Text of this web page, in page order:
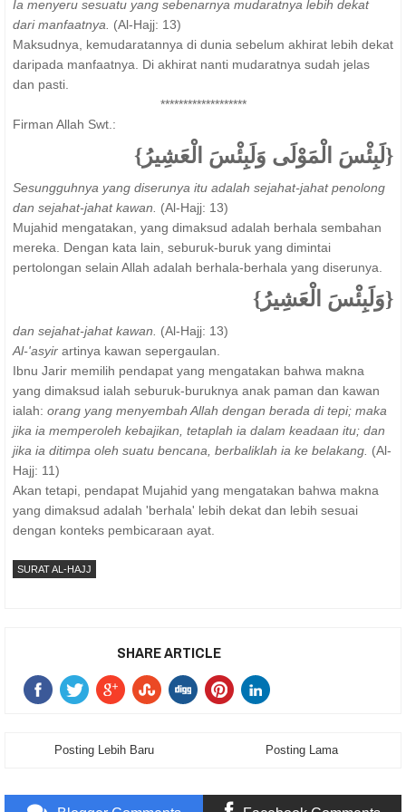
Ia menyeru sesuatu yang sebenarnya mudaratnya lebih dekat
dari manfaatnya. (Al-Hajj: 13)
Maksudnya, kemudaratannya di dunia sebelum akhirat lebih dekat
daripada manfaatnya. Di akhirat nanti mudaratnya sudah jelas
dan pasti.
*******************
Firman Allah Swt.:
{لَبِئْسَ الْمَوْلَى وَلَبِئْسَ الْعَشِيرُ}
Sesungguhnya yang diserunya itu adalah sejahat-jahat penolong
dan sejahat-jahat kawan. (Al-Hajj: 13)
Mujahid mengatakan, yang dimaksud adalah berhala sembahan
mereka. Dengan kata lain, seburuk-buruk yang dimintai
pertolongan selain Allah adalah berhala-berhala yang diserunya.
{وَلَبِئْسَ الْعَشِيرُ}
dan sejahat-jahat kawan. (Al-Hajj: 13)
Al-'asyir artinya kawan sepergaulan.
Ibnu Jarir memilih pendapat yang mengatakan bahwa makna
yang dimaksud ialah seburuk-buruknya anak paman dan kawan
ialah: orang yang menyembah Allah dengan berada di tepi; maka
jika ia memperoleh kebajikan, tetaplah ia dalam keadaan itu; dan
jika ia ditimpa oleh suatu bencana, berbaliklah ia ke belakang. (Al-
Hajj: 11)
Akan tetapi, pendapat Mujahid yang mengatakan bahwa makna
yang dimaksud adalah 'berhala' lebih dekat dan lebih sesuai
dengan konteks pembicaraan ayat.
SURAT AL-HAJJ
SHARE ARTICLE
Posting Lebih Baru Posting Lama